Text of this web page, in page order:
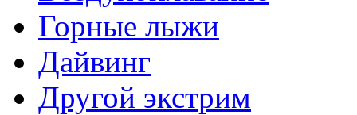
Горные лыжи
Дайвинг
Другой экстрим